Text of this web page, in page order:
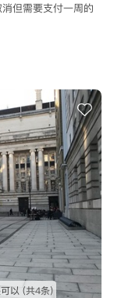
但需要支付一周的
证明，截止日期为
寓方自行决定（请
款，且不承担进一步
的替代租户来承担全
周的租金，如果租赁
程。
决定终止租约：
剩余期限内签署新
责提供合适的替代租
以 (共4条)